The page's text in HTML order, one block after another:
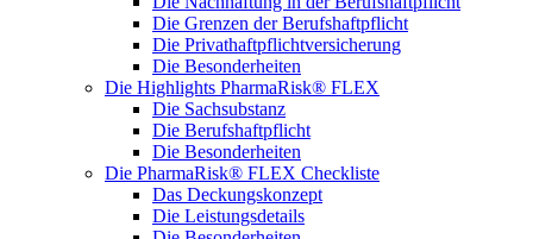
Die Grenzen der Berufshaftpflicht
Die Privathaftpflichtversicherung
Die Besonderheiten
Die Highlights PharmaRisk® FLEX
Die Sachsubstanz
Die Berufshaftpflicht
Die Besonderheiten
Die PharmaRisk® FLEX Checkliste
Das Deckungskonzept
Die Leistungsdetails